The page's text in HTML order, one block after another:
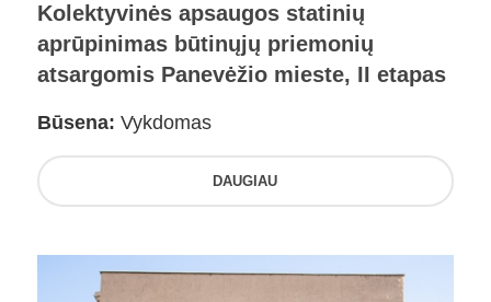
Kolektyvinės apsaugos statinių
aprūpinimas būtinųjų priemonių
atsargomis Panevėžio mieste, II etapas
Būsena: Vykdomas
DAUGIAU